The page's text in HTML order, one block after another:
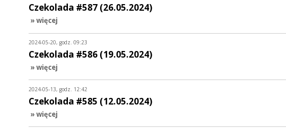
Czekolada #587 (26.05.2024)
» więcej
2024-05-20, godz. 09:23
Czekolada #586 (19.05.2024)
» więcej
2024-05-13, godz. 12:42
Czekolada #585 (12.05.2024)
» więcej